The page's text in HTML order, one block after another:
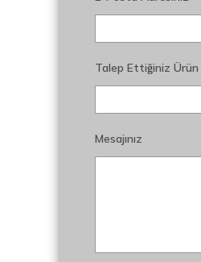
Talep Ettiğiniz Ürün
Mesajınız